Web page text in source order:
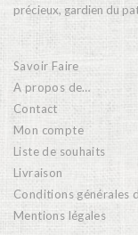
précieux, gardien du
Savoir Faire
A propos de…
Contact
Mon compte
Liste de souhaits
Livraison
Conditions générales
Mentions légales